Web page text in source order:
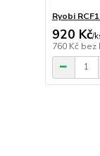
Ryobi
920 Kč/
760 Kč bez